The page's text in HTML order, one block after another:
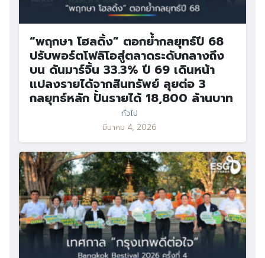
“พฤกษา โฮลดิ้ง” ตอกย้ำกลยุทธ์ปี 68
ปรับพอร์ตโฟลิโอสู่ตลาดระดับกลางถึง
บน ดันมาร์จิ้น 33.3% ปี 69 เดินหน้า
แปลงรายได้จากสินทรัพย์ ลุยต่อ 3
กลยุทธ์หลัก ปั้นรายได้ 18,800 ล้านบาท
ทั่วไป
มีนาคม 4, 2026